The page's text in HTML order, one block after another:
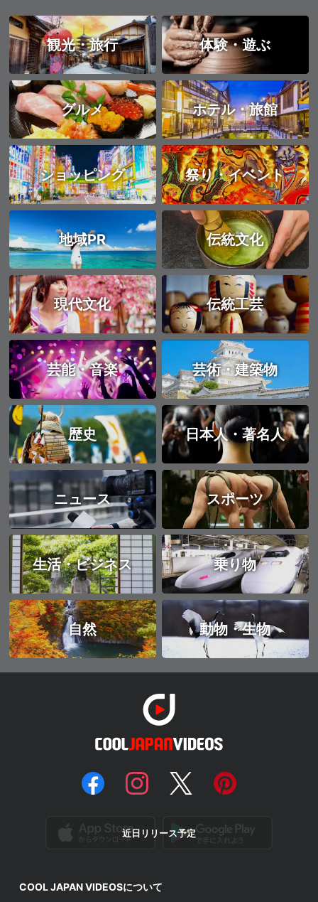
観光・旅行 体験・遊ぶ
グルメ ホテル・旅館
ショッピング 祭り・イベント
地域PR 伝統文化
現代文化 伝統工芸
芸能・音楽 芸術・建築物
歴史 日本人・著名人
ニュース スポーツ
生活・ビジネス 乗り物
自然 動物・生物
近日リリース予定
COOL JAPAN VIDEOSについて